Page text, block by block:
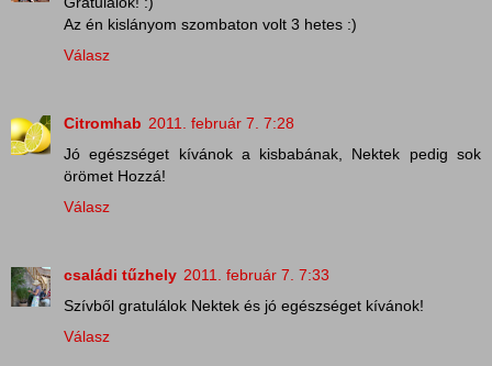
Az én kislányom szombaton volt 3 hetes :)
Válasz
Citromhab 2011. február 7. 7:28
Jó egészséget kívánok a kisbabának, Nektek pedig sok
örömet Hozzá!
Válasz
családi tűzhely 2011. február 7. 7:33
Szívből gratulálok Nektek és jó egészséget kívánok!
Válasz